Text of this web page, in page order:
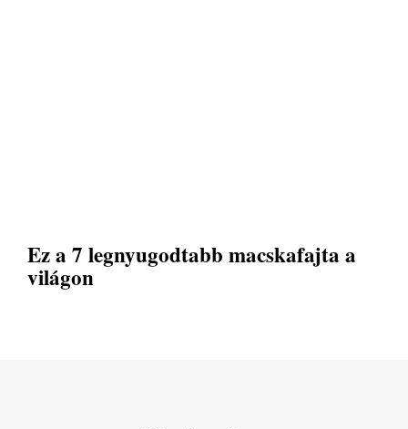
Ez a 7 legnyugodtabb macskafajta a
világon